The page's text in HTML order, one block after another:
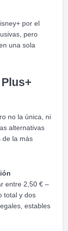
por el
pero
una sola
no la única, ni
alternativas
de la más
entre 2,50 € –
total y dos
estables